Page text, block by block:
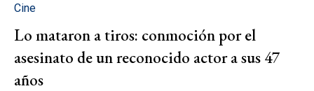
Cine
Lo mataron a tiros: conmoción por el
asesinato de un reconocido actor a sus 47
años